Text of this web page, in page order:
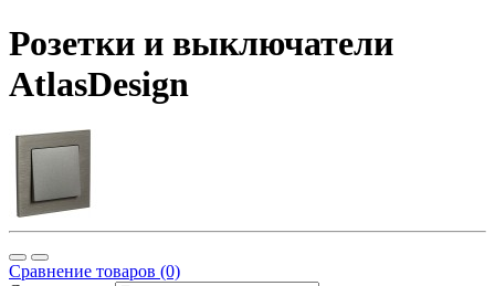
Розетки и выключатели
AtlasDesign
Сравнение товаров (0)